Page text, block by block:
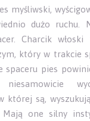
myśliwski,
dużo ruchu.
Charcik
który w trakcie
spaceru pies
której są,
Mają one silny